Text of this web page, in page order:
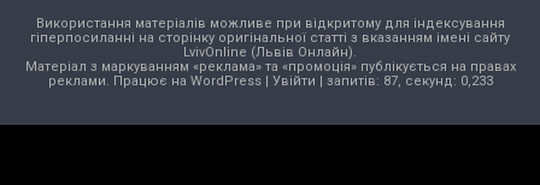
Використання матеріалів можливе при відкритому для індексування
гіперпосиланні на сторінку оригінальної статті з вказанням імені сайту
LvivOnline (Львів Онлайн).
Матеріал з маркуванням «реклама» та «промоція» публікується на правах
реклами. Працює на WordPress| Увійти | запитів: 87, секунд: 0,233